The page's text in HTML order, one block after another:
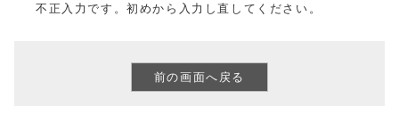
不正入力です。初めから入力し直してください。